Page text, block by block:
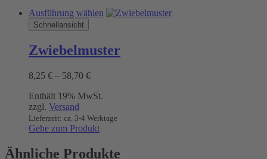
Ausführung wählen Dieses
Varianten
der
werden
Schnellansicht
Zwiebelmuster
8,25 € – 58,70 €Preisspanne:
bis
Enthält 19% MwSt.
zzgl. Versand
Lieferzeit: ca. 3-4 Werktage
Gehe zum Produkt
Ähnliche Produkte